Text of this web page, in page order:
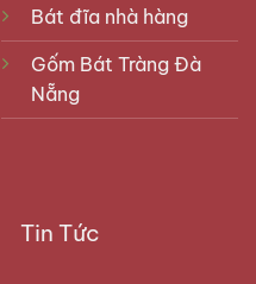
Bát đĩa nhà hàng
Gốm Bát Tràng Đà
Nẵng
Tin Tức